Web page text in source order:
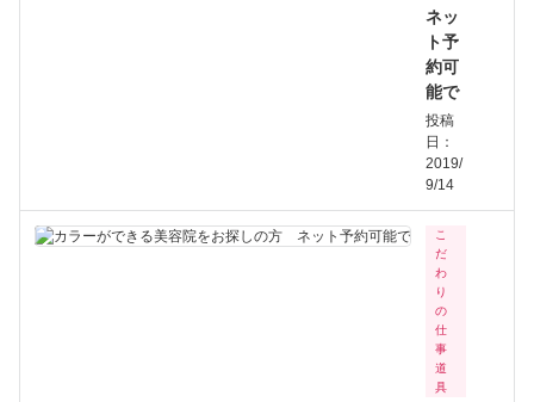
ネッ
ト予
約可
能で
投稿
日：
2019/
9/14
こ
だ
わ
り
の
仕
事
道
具